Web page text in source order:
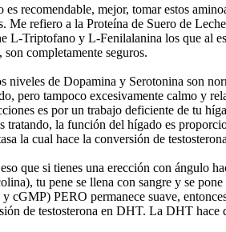
es recomendable, mejor, tomar estos
Me refiero a la Proteína de Suero de
L-Triptofano y L-Fenilalanina los que al
son completamente seguros.
niveles de Dopamina y Serotonina son
pero tampoco excesivamente calmo y
es por un trabajo deficiente de tu
tratando, la función del hígado es
la cual hace la conversión de
que si tienes una erección con ángulo
tu pene se llena con sangre y se
cGMP) PERO permanece suave,
de testosterona en DHT. La DHT hace